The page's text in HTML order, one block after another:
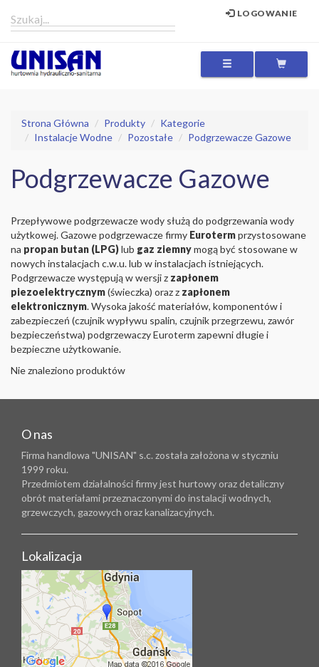
LOGOWANIE
MENU
Strona Główna Produkty
Kategorie
Instalacje Wodne
Pozostałe Podgrzewacze Gazowe
Podgrzewacze Gazowe
Przepływowe podgrzewacze wody służą do podgrzewania wody
użytkowej. Gazowe podgrzewacze firmy Eurotermprzystosowane
na propan butan (LPG)lub gaz ziemnymogą być stosowane w
nowych instalacjach c.w.u. lub w instalacjach istniejących.
Podgrzewacze występują w wersji z zapłonem
piezoelektrycznym(świeczka) oraz z zapłonem
elektronicznym. Wysoka jakość materiałów, komponentów i
zabezpieczeń (czujnik wypływu spalin, czujnik przegrzewu, zawór
bezpieczeństwa) podgrzewaczy Euroterm zapewni długie i
bezpieczne użytkowanie.
Nie znaleziono produktów
O nas
Firma handlowa "UNISAN" s.c. została założona w styczniu
1999 roku.
Przedmiotem działalności firmy jest hurtowy oraz detaliczny
obrót materiałami przeznaczonymi do instalacji wodnych,
grzewczych, gazowych oraz kanalizacyjnych.
Lokalizacja